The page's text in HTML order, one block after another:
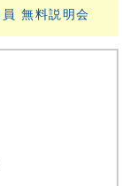
無料説明会